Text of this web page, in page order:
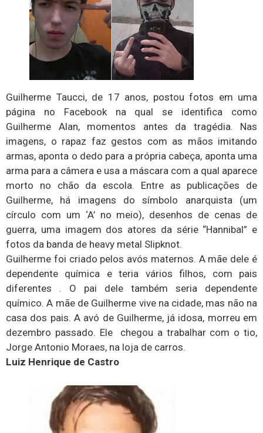
Guilherme Taucci, de 17 anos, postou fotos em uma
página no Facebook na qual se identifica como
Guilherme Alan, momentos antes da tragédia. Nas
imagens, o rapaz faz gestos com as mãos imitando
armas, aponta o dedo para a própria cabeça, aponta uma
arma para a câmera e usa a máscara com a qual aparece
morto no chão da escola. Entre as publicações de
Guilherme, há imagens do símbolo anarquista (um
círculo com um ‘A’ no meio), desenhos de cenas de
guerra, uma imagem dos atores da série “Hannibal” e
fotos da banda de heavy metal Slipknot.
Guilherme foi criado pelos avós maternos. A mãe dele é
dependente química e teria vários filhos, com pais
diferentes . O pai dele também seria dependente
químico. A mãe de Guilherme vive na cidade, mas não na
casa dos pais. A avó de Guilherme, já idosa, morreu em
dezembro passado. Ele chegou a trabalhar com o tio,
Jorge Antonio Moraes, na loja de carros.
Luiz Henrique de Castro